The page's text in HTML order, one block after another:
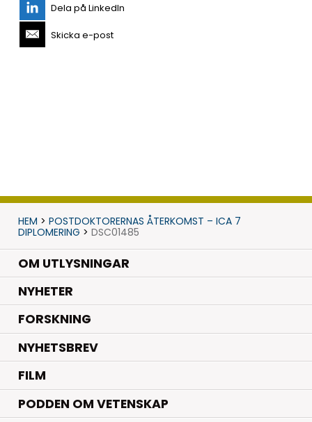
Dela på LinkedIn
Skicka e-post
HEM > POSTDOKTORERNAS ÅTERKOMST – ICA 7
DIPLOMERING > DSC01485
OM UTLYSNINGAR
NYHETER.
FORSKNING.
NYHETSBREV
FILM
PODDEN OM VETENSKAP